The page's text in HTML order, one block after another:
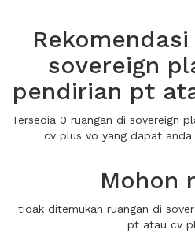
sovereign
pendirian pt
Tersedia 0 ruangan di sovereign
cv plus vo yang dapat anda
Mohon
tidak ditemukan ruangan di
pt atau cv